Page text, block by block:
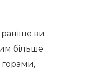
ви
більше
горами,